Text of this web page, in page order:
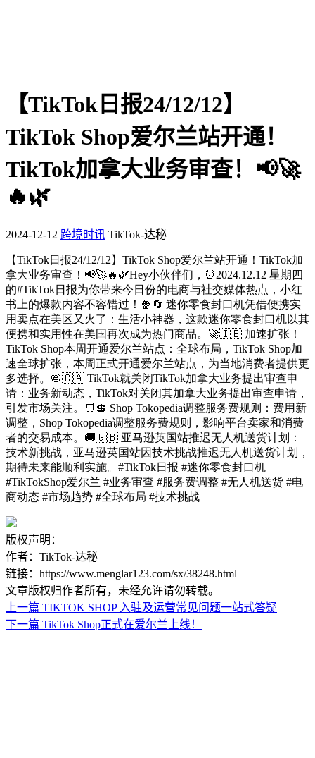
【TikTok日报24/12/12】
TikTok Shop爱尔兰站开通！
TikTok加拿大业务审查！📢🚀
🔥🌿
2024-12-12 跨境时讯 TikTok-达秘
【TikTok日报24/12/12】TikTok Shop爱尔兰站开通！TikTok加
拿大业务审查！📢🚀🔥🌿Hey小伙伴们，⏰2024.12.12 星期四
的#TikTok日报为你带来今日份的电商与社交媒体热点，小红
书上的爆款内容不容错过！🍿🔄 迷你零食封口机凭借便携实
用卖点在美区又火了：生活小神器，这款迷你零食封口机以其
便携和实用性在美国再次成为热门商品。🚀🇮🇪 加速扩张！
TikTok Shop本周开通爱尔兰站点：全球布局，TikTok Shop加
速全球扩张，本周正式开通爱尔兰站点，为当地消费者提供更
多选择。📛🇨🇦 TikTok就关闭TikTok加拿大业务提出审查申
请：业务新动态，TikTok对关闭其加拿大业务提出审查申请，
引发市场关注。🛒💲️ Shop Tokopedia调整服务费规则：费用新
调整，Shop Tokopedia调整服务费规则，影响平台卖家和消费
者的交易成本。🚚🇬🇧 亚马逊英国站推迟无人机送货计划：
技术新挑战，亚马逊英国站因技术挑战推迟无人机送货计划，
期待未来能顺利实施。#TikTok日报 #迷你零食封口机
#TikTokShop爱尔兰 #业务审查 #服务费调整 #无人机送货 #电
商动态 #市场趋势 #全球布局 #技术挑战
版权声明：
作者：TikTok-达秘
链接：https://www.menglar123.com/sx/38248.html
文章版权归作者所有，未经允许请勿转载。
上一篇 TIKTOK SHOP 入驻及运营常见问题一站式答疑
下一篇 TikTok Shop正式在爱尔兰上线！